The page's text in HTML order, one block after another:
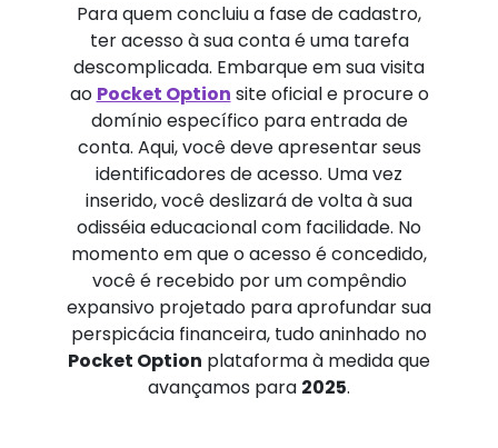
Para quem concluiu a fase de cadastro,
ter acesso à sua conta é uma tarefa
descomplicada. Embarque em sua visita
ao Pocket Option site oficial e procure o
domínio específico para entrada de
conta. Aqui, você deve apresentar seus
identificadores de acesso. Uma vez
inserido, você deslizará de volta à sua
odisséia educacional com facilidade. No
momento em que o acesso é concedido,
você é recebido por um compêndio
expansivo projetado para aprofundar sua
perspicácia financeira, tudo aninhado no
Pocket Option plataforma à medida que
avançamos para 2025.